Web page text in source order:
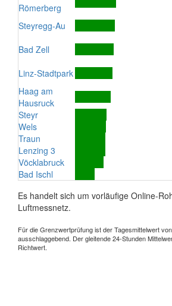
Römerberg
Steyregg-Au
Bad Zell
Linz-Stadtpark
Haag am
Hausruck
Steyr
Wels
Traun
Lenzing 3
Vöcklabruck
Bad Ischl
Es handelt sich um vorläufige Online-
Luftmessnetz.
Für die Grenzwertprüfung ist der Tagesmittelwert
ausschlaggebend. Der gleitende 24-Stunden
Richtwert.